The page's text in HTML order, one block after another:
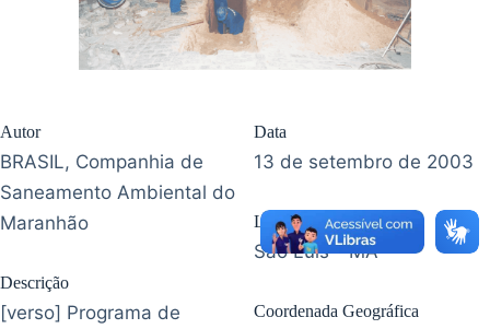
Autor
BRASIL, Companhia de
Saneamento Ambiental do
Maranhão
Descrição
[verso] Programa de
Data
13 de setembro de 2003
Localização
São Luís - MA
Coordenada Geográfica